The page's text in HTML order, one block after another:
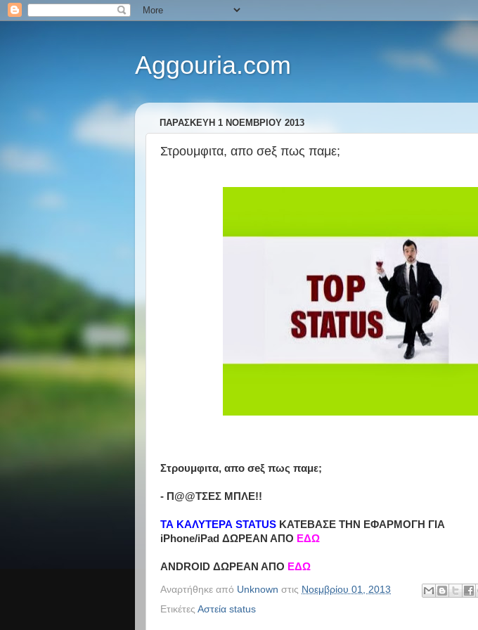
Aggouria.com
ΠΑΡΑΣΚΕΥΉ 1 ΝΟΕΜΒΡΊΟΥ 2013
Στρουμφιτα, απο σeξ πως παμε;
Στρουμφιτα, απο σeξ πως παμε;
- Π@@ΤΣΕΣ ΜΠΛΕ!!
ΤΑ ΚΑΛΥΤΕΡΑ STATUS ΚΑΤΕΒΑΣΕ ΤΗΝ ΕΦΑΡΜΟΓΗ ΓΙΑ
iPhone/iPad ΔΩΡΕΑΝ ΑΠΟ ΕΔΩ
ANDROID ΔΩΡΕΑΝ ΑΠΟ ΕΔΩ
Αναρτήθηκε από Unknown στις Νοεμβρίου 01, 2013
Ετικέτες Αστεία status